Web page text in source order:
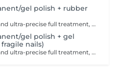
gel polish + rubber
Premium, highly technical and ultra-precise full treatment, performed mainly with an e-file to achieve a perfectly clean nail contour and apply the polish as close as possible, even slightly under the cuticle. This technique helps visually delay the regrowth by around 10 days. Visual result: -Extremely well-groomed nails, clean contours, flawless shape -Instagram / photo studio effect: neat, precise, with no visible dry skin We also include a base coat, recommended for short nails in good condition. A perfect solution for flawless and long-lasting nails: -The average durability is 4 weeks!! Service content -> 80€ : -Removal of old semi-permanent and/or gel (if needed, already include in this price/service) -Very meticulous preparation of the nail plate -Removal of dead skin -Shape and file nails -Gentle cuticle care -Rubber base -Application of semi-permanent nail polish -Application of cuticle oil and hand cream Optional : -Price per nail extension on up to 5 nails (if so please book "WITH simple design") +3€/nail -Price per nail for nail art on up to 5 nails (if so please book "WITH simple design") +3€/nail -Price for simple design (French, Chrome, Baby Boomer, Cat Eyes, Stickers, Foil) 6-10 nails -> +20€ -Price for complex design (3D, Hand drawings, Stamping, French with Chrome, Baby Boomer with Chrome, French with Cat Eyes) 6-10 nails -> +30€
gel polish + gel
nails)
Premium, highly technical and ultra-precise full treatment, performed mainly with an e-file to achieve a perfectly clean nail contour and apply the polish as close as possible, even slightly under the cuticle. This technique helps visually delay the regrowth by around 10 days. Visual result: -Extremely well-groomed nails, clean contours, flawless shape -Instagram / photo studio effect: neat, precise, with no visible dry skin We also include a gel reinforcement, recommended for long or fragile or broken nails. A perfect solution for flawless and long-lasting nails: -The average durability is 4 weeks!! Service content -> 95€ : -Removal of old semi-permanent and/or gel polish (if needed, already include in this price/service) -Very meticulous preparation of the nail plate -Removal of dead skin -Shape and file nails -Gentle cuticle care -Correction of the nail shape -Gel reinforcement -Application of semi-permanent nail polish -Application of cuticle oil and hand cream Optional : -Price per nail extension on up to 5 nails (if so please book "WITH simple design") +3€/nail -Price per nail for nail art on up to 5 nails (if so please book "WITH simple design") +3€/nail -Price for simple design (French, Chrome, Baby Boomer, Cat Eyes, Stickers, Foil) 6-10 nails -> +20€ -Price for complex design (3D, Hand drawings, Stamping, French with Chrome, Baby Boomer with Chrome, French with Cat Eyes) 6-10 nails -> +30€